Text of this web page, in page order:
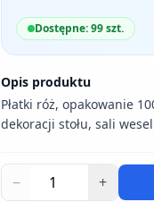
Dostępne: 99 szt.
Opis produktu
Płatki róż, opakowanie
dekoracji stołu, sali
− +